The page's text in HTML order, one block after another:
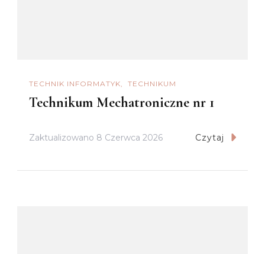
TECHNIK INFORMATYK TECHNIKUM
Technikum Mechatroniczne nr 1
Zaktualizowano 8 Czerwca 2026 Czytaj